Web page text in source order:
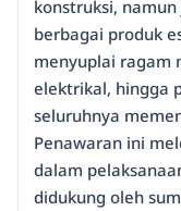
konstruksi,
berbagai produk
menyuplai ragam
elektrikal, hingga
seluruhnya
Penawaran ini
dalam
didukung oleh